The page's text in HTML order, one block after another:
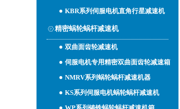
KBR系列伺服电机直角行星减速机
精密蜗轮蜗杆减速机
双曲面齿轮减速机
伺服电机专用精密双曲面齿轮减速箱
NMRV系列蜗轮蜗杆减速机器
KS系列伺服电机蜗轮蜗杆减速机